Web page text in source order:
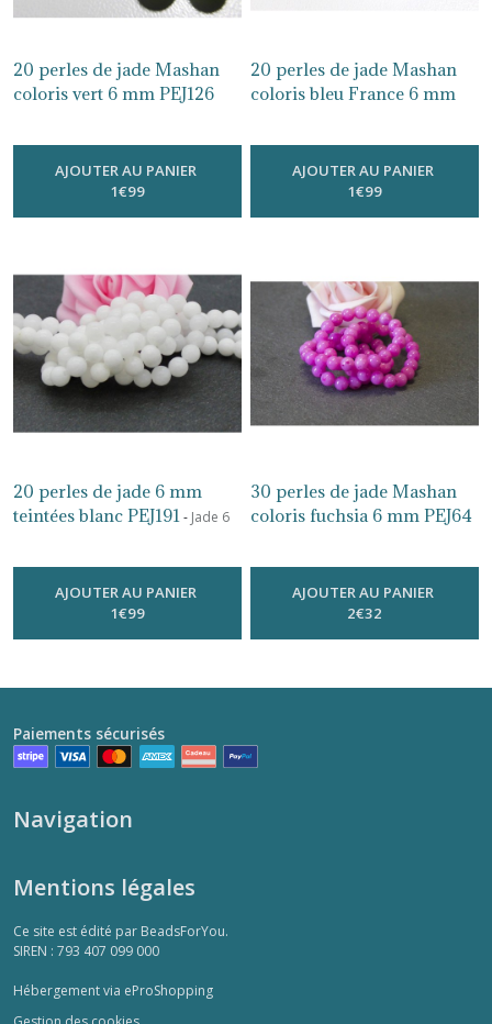
20 perles de jade Mashan
coloris vert 6 mm PEJ126
AJOUTER AU PANIER
1€99
20 perles de jade Mashan
coloris bleu France 6 mm
AJOUTER AU PANIER
1€99
20 perles de jade 6 mm
teintées blanc PEJ191 - Jade 6
AJOUTER AU PANIER
1€99
30 perles de jade Mashan
coloris fuchsia 6 mm PEJ64
AJOUTER AU PANIER
2€32
Paiements sécurisés
Navigation
Mentions légales
Ce site est édité par BeadsForYou.
SIREN : 793 407 099 000
Hébergement via eProShopping